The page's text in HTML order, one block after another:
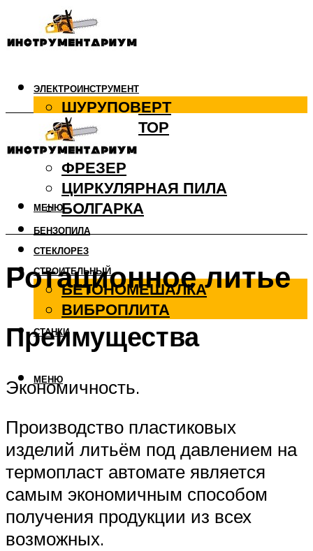
ЭЛЕКТРОИНСТРУМЕНТ
ШУРУПОВЕРТ
ПЕРФОРАТОР
ДРЕЛЬ
ФРЕЗЕР
ЦИРКУЛЯРНАЯ ПИЛА
БОЛГАРКА
БЕНЗОПИЛА
СТЕКЛОРЕЗ
СТРОИТЕЛЬНЫЙ
БЕТОНОМЕШАЛКА
ВИБРОПЛИТА
СТАНКИ
МЕНЮ
МЕНЮ
Ротационное литье
Преимущества
Экономичность.
Производство пластиковых
изделий литьём под давлением на
термопласт автомате является
самым экономичным способом
получения продукции из всех
возможных.